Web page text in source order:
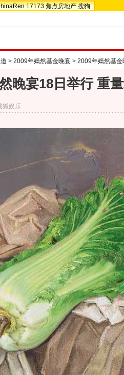
17173 焦点房地产 搜狗
> 2009年嫣然基金晚宴 > 2009年嫣然基金
晚宴18日举行 重
狐娱乐